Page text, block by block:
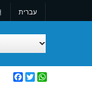
עברית
Facebook
Twitter